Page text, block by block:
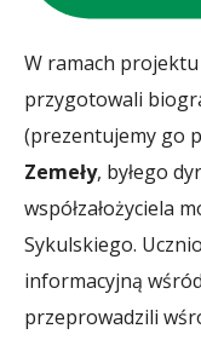
W ramach
przygotowali
(prezentujemy go
Zemeły, byłego
współzałożyciela
Sykulskiego.
informacyjną
przeprowadzili